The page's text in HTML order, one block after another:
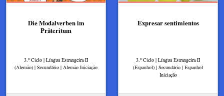
Die Modalverben im
Präteritum
3.º Ciclo | Língua Estrangeira II
(Alemão) | Secundário | Alemão Iniciação
Expresar sentimientos
3.º Ciclo | Língua Estrangeira II
(Espanhol) | Secundário | Espanhol
Iniciação